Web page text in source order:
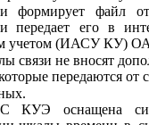
формирует файл
передает его в
учетом (ИАСУ КУ)
связи не вносят
передаются от
КУЭ оснащена